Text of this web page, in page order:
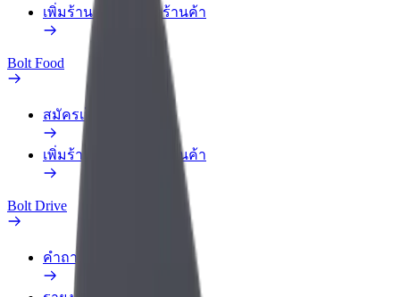
เพิ่มร้านอาหารหรือร้านค้า
Bolt Food
สมัครเป็นคนส่งของ
เพิ่มร้านอาหารหรือร้านค้า
Bolt Drive
คำถามที่พบบ่อย